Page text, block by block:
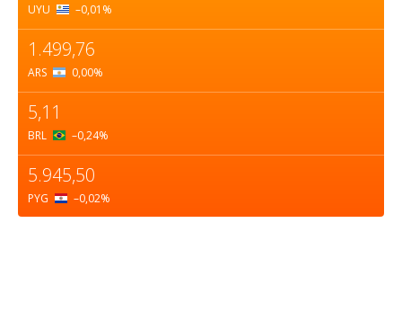
UYU –0,01 %
1.499,76
ARS 0,00%
5,11
BRL –0,24%
5.945,50
PYG –0,02%